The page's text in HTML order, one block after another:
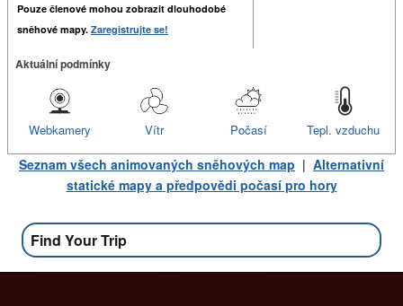
Pouze členové mohou zobrazit dlouhodobé
sněhové mapy. Zaregistrujte se!
Aktuální podmínky
Tepl. vzduchu
Počasí
Vítr
Webkamery
Seznam všech animovaných sněhových map | Alternativní
statické mapy a předpovědi počasí pro hory
Find Your Trip